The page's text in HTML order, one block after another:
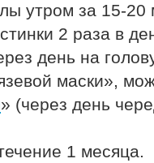
утром за 15-
2 раза в
день на
маски»,
» (через день
1 месяца.